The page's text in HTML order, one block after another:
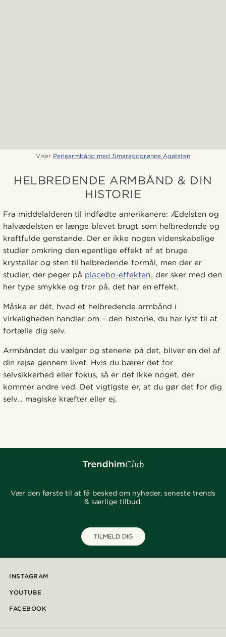
Viser Perlearmbånd med Smaragdgrønne Agatsten
HELBREDENDE ARMBÅND & DIN
HISTORIE
Fra middelalderen til indfødte amerikanere: Ædelsten og
halvædelsten er længe blevet brugt som helbredende og
kraftfulde genstande. Der er ikke nogen videnskabelige
studier omkring den egentlige effekt af at bruge
krystaller og sten til helbredende formål, men der er
studier, der peger på placebo-effekten, der sker med den
her type smykke og tror på, det har en effekt.
Måske er dét, hvad et helbredende armbånd i
virkeligheden handler om – den historie, du har lyst til at
fortælle dig selv.
Armbåndet du vælger og stenene på det, bliver en del af
din rejse gennem livet. Hvis du bærer det for
selvsikkerhed eller fokus, så er det ikke noget, der
kommer andre ved. Det vigtigste er, at du gør det for dig
selv… magiske kræfter eller ej.
Vær den første til at få besked om nyheder, seneste trends
& særlige tilbud.
TILMELD DIG
INSTAGRAM
YOUTUBE
FACEBOOK